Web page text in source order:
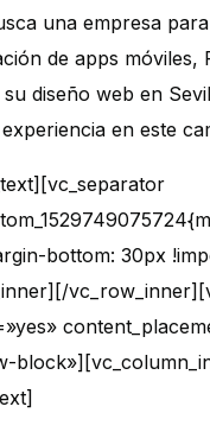
una empresa
de apps móviles,
diseño web en
en este
bottom: 30px